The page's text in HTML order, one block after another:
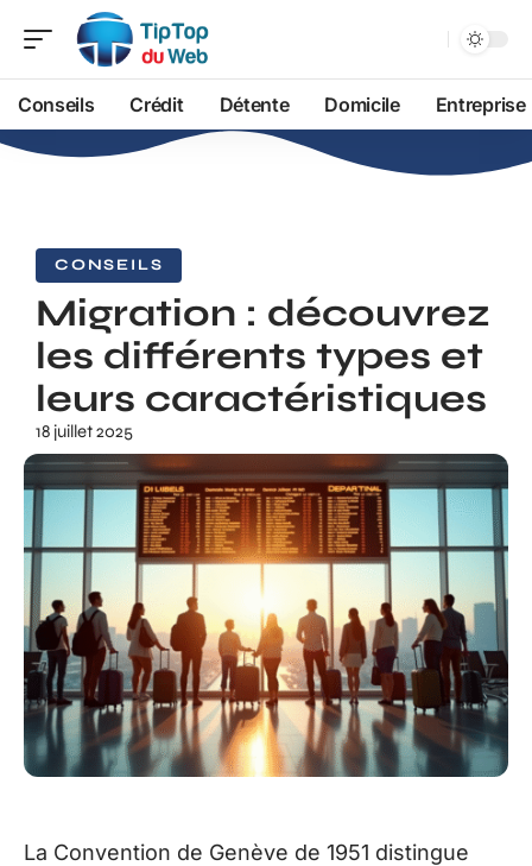
Conseils Crédit Détente Domicile Entreprise
CONSEILS
Migration : découvrez
les différents types et
leurs caractéristiques
18 juillet 2025
La Convention de Genève de 1951 distingue